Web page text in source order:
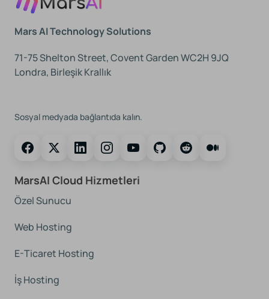
Mars AI Technology Solutions
71-75 Shelton Street, Covent Garden WC2H 9JQ
Londra, Birleşik Krallık
Sosyal medyada bağlantıda kalın.
MarsAI Cloud Hizmetleri
Özel Sunucu
Web Hosting
E-Ticaret Hosting
İş Hosting